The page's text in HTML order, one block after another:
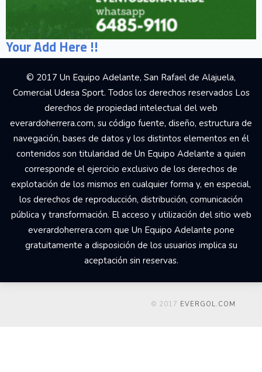
Your Add Here !!
© 2017 Un Equipo Adelante, San Rafael de Alajuela,
Comercial Udesa Sport. Todos los derechos reservados Los
derechos de propiedad intelectual del web
everardoherrera.com, su código fuente, diseño, estructura de
navegación, bases de datos y los distintos elementos en él
contenidos son titularidad de Un Equipo Adelante a quien
corresponde el ejercicio exclusivo de los derechos de
explotación de los mismos en cualquier forma y, en especial,
los derechos de reproducción, distribución, comunicación
pública y transformación. El acceso y utilización del sitio web
everardoherrera.com que Un Equipo Adelante pone
gratuitamente a disposición de los usuarios implica su
aceptación sin reservas.
© 2017 EVERGOL.COM